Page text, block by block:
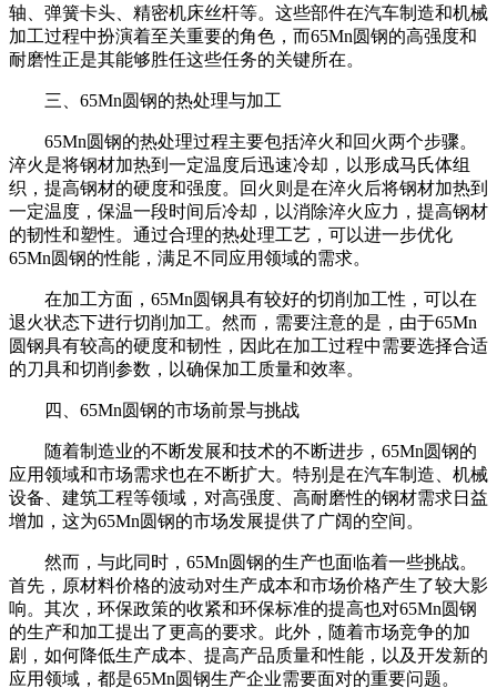
轴、弹簧卡头、精密机床丝杆等。这些部件在汽车制造和机械
加工过程中扮演着至关重要的角色，而65Mn圆钢的高强度和
耐磨性正是其能够胜任这些任务的关键所在。
三、65Mn圆钢的热处理与加工
65Mn圆钢的热处理过程主要包括淬火和回火两个步骤。
淬火是将钢材加热到一定温度后迅速冷却，以形成马氏体组
织，提高钢材的硬度和强度。回火则是在淬火后将钢材加热到
一定温度，保温一段时间后冷却，以消除淬火应力，提高钢材
的韧性和塑性。通过合理的热处理工艺，可以进一步优化
65Mn圆钢的性能，满足不同应用领域的需求。
在加工方面，65Mn圆钢具有较好的切削加工性，可以在
退火状态下进行切削加工。然而，需要注意的是，由于65Mn
圆钢具有较高的硬度和韧性，因此在加工过程中需要选择合适
的刀具和切削参数，以确保加工质量和效率。
四、65Mn圆钢的市场前景与挑战
随着制造业的不断发展和技术的不断进步，65Mn圆钢的
应用领域和市场需求也在不断扩大。特别是在汽车制造、机械
设备、建筑工程等领域，对高强度、高耐磨性的钢材需求日益
增加，这为65Mn圆钢的市场发展提供了广阔的空间。
然而，与此同时，65Mn圆钢的生产也面临着一些挑战。
首先，原材料价格的波动对生产成本和市场价格产生了较大影
响。其次，环保政策的收紧和环保标准的提高也对65Mn圆钢
的生产和加工提出了更高的要求。此外，随着市场竞争的加
剧，如何降低生产成本、提高产品质量和性能，以及开发新的
应用领域，都是65Mn圆钢生产企业需要面对的重要问题。